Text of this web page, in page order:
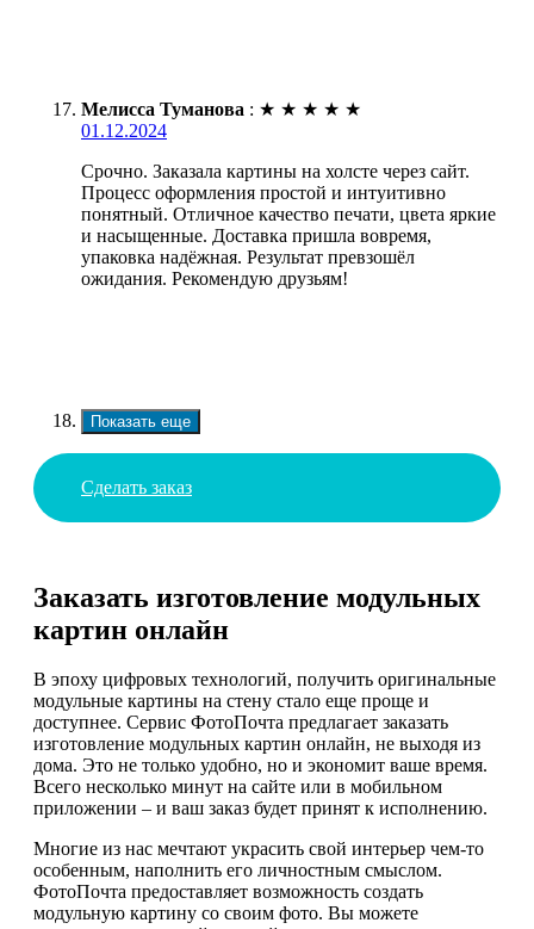
Мелисса Туманова : ★ ★ ★ ★ ★
01.12.2024
Срочно. Заказала картины на холсте через сайт.
Процесс оформления простой и интуитивно
понятный. Отличное качество печати, цвета яркие
и насыщенные. Доставка пришла вовремя,
упаковка надёжная. Результат превзошёл
ожидания. Рекомендую друзьям!
Показать еще
Сделать заказ
Заказать изготовление модульных
картин онлайн
В эпоху цифровых технологий, получить оригинальные
модульные картины на стену стало еще проще и
доступнее. Сервис ФотоПочта предлагает заказать
изготовление модульных картин онлайн, не выходя из
дома. Это не только удобно, но и экономит ваше время.
Всего несколько минут на сайте или в мобильном
приложении – и ваш заказ будет принят к исполнению.
Многие из нас мечтают украсить свой интерьер чем-то
особенным, наполнить его личностным смыслом.
ФотоПочта предоставляет возможность создать
модульную картину со своим фото. Вы можете